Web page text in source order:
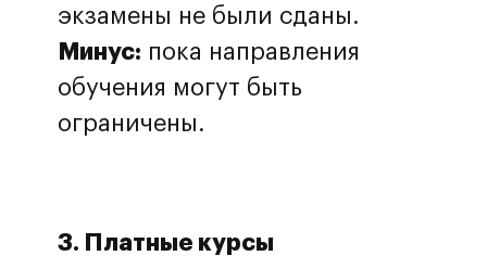
экзамены не были сданы.
Минус: пока направления
обучения могут быть
ограничены.
3. Платные курсы